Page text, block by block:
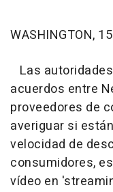
WASHINGTON,
Las
acuerdos entre
proveedores de
averiguar si
velocidad de
consumidores,
vídeo en